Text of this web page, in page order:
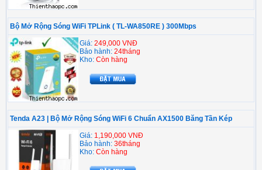
Bộ Mở Rộng Sóng WiFi TPLink ( TL-WA850RE ) 300Mbps
Giá: 249,000 VNĐ
Bảo hành: 24tháng
Kho: Còn hàng
Tenda A23 | Bộ Mở Rộng Sóng WiFi 6 Chuẩn AX1500 Băng Tần Kép
Giá: 1,190,000 VNĐ
Bảo hành: 36tháng
Kho: Còn hàng